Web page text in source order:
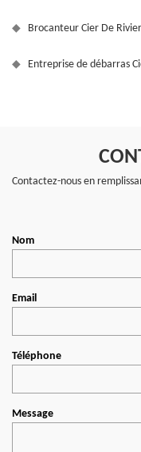
Brocanteur Cier De
Entreprise de débarras
Contactez-nous en
Nom
Email
Téléphone
Message